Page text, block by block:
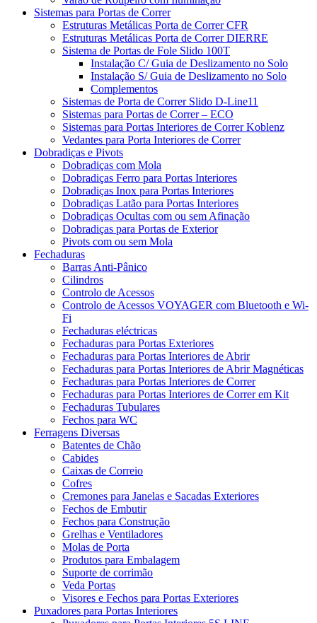
Sistemas para Portas de Correr
Estruturas Metálicas Porta de Correr CFR
Estruturas Metálicas Porta de Correr DIERRE
Sistema de Portas de Fole Slido 100T
Instalação C/ Guia de Deslizamento no Solo
Instalação S/ Guia de Deslizamento no Solo
Complementos
Sistemas de Porta de Correr Slido D-Line11
Sistemas para Portas de Correr – ECO
Sistemas para Portas Interiores de Correr Koblenz
Vedantes para Porta Interiores de Correr
Dobradiças e Pivots
Dobradiças com Mola
Dobradiças Ferro para Portas Interiores
Dobradiças Inox para Portas Interiores
Dobradiças Latão para Portas Interiores
Dobradiças Ocultas com ou sem Afinação
Dobradiças para Portas de Exterior
Pivots com ou sem Mola
Fechaduras
Barras Anti-Pânico
Cilindros
Controlo de Acessos
Controlo de Acessos VOYAGER com Bluetooth e Wi-
Fi
Fechaduras eléctricas
Fechaduras para Portas Exteriores
Fechaduras para Portas Interiores de Abrir
Fechaduras para Portas Interiores de Abrir Magnéticas
Fechaduras para Portas Interiores de Correr
Fechaduras para Portas Interiores de Correr em Kit
Fechaduras Tubulares
Fechos para WC
Ferragens Diversas
Batentes de Chão
Cabides
Caixas de Correio
Cofres
Cremones para Janelas e Sacadas Exteriores
Fechos de Embutir
Fechos para Construção
Grelhas e Ventiladores
Molas de Porta
Produtos para Embalagem
Suporte de corrimão
Veda Portas
Visores e Fechos para Portas Exteriores
Puxadores para Portas Interiores